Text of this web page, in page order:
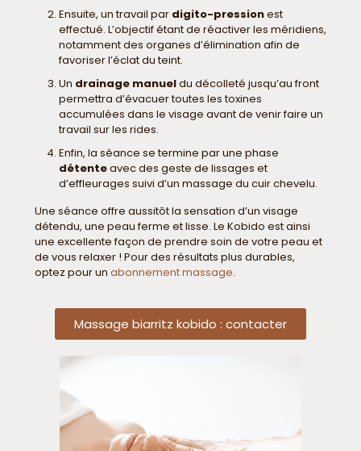
Ensuite, un travail par digito-pressionest
effectué. L’objectif étant de réactiver les méridiens,
notamment des organes d’élimination afin de
favoriser l’éclat du teint.
Un drainage manueldu décolleté jusqu’au front
permettra d’évacuer toutes les toxines
accumulées dans le visage avant de venir faire un
travail sur les rides.
Enfin, la séance se termine par une phase
détenteavec des geste de lissages et
d’effleurages suivi d’un massage du cuir chevelu.
Une séance offre aussitôt la sensation d’un visage
détendu, une peau ferme et lisse. Le Kobido est ainsi
une excellente façon de prendre soin de votre peau et
de vous relaxer ! Pour des résultats plus durables,
optez pour un abonnement massage.
Massage biarritz kobido : contacter